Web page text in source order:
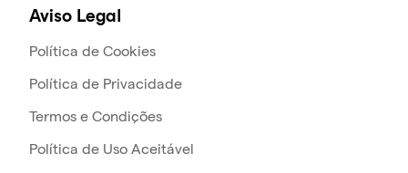
Aviso Legal
Política de Cookies
Política de Privacidade
Termos e Condições
Política de Uso Aceitável